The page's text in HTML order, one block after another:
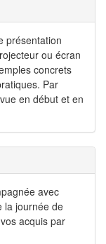
présentation
ou écran
concrets
Par
en début et en
avec
la journée de
acquis par